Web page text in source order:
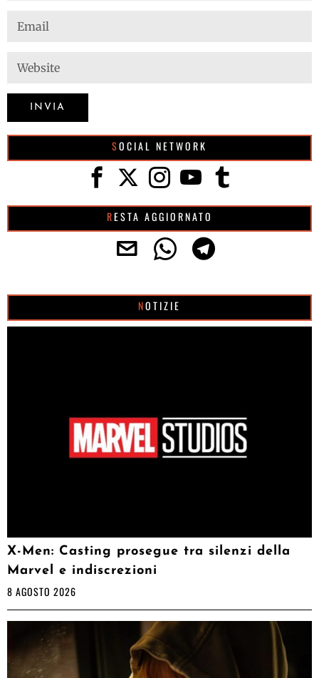
SOCIAL NETWORK
RESTA AGGIORNATO
NOTIZIE
X-Men: Casting prosegue tra silenzi della
Marvel e indiscrezioni
8 AGOSTO 2026